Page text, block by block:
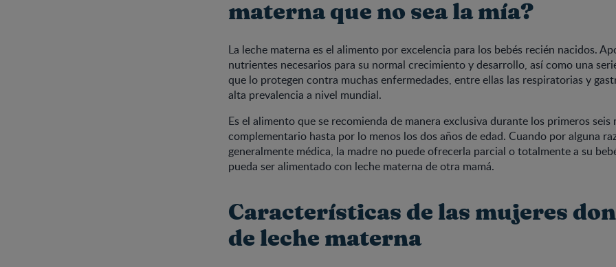
materna que no sea la mía?
La leche materna es el alimento por excelencia para los bebés recién nacidos.
nutrientes necesarios para su normal crecimiento y desarrollo, así como una
que lo protegen contra muchas enfermedades, entre ellas las respiratorias y
alta prevalencia a nivel mundial.
Es el alimento que se recomienda de manera exclusiva durante los primeros seis
complementario hasta por lo menos los dos años de edad. Cuando por alguna
generalmente médica, la madre no puede ofrecerla parcial o totalmente a su
pueda ser alimentado con leche materna de otra mamá.
Características de las mujeres
de leche materna